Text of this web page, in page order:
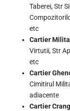
Taberei, Str
etc
Cartier
Virtutii, Str
etc
Cartier
Cimitirul
adiacente
Cartier